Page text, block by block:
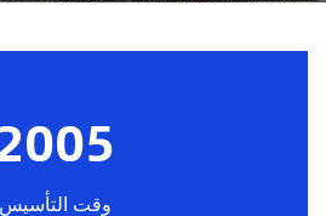
وقت التأسيس